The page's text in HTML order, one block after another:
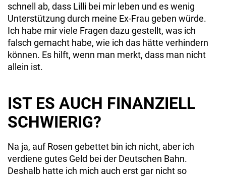
schnell ab, dass Lilli bei mir leben und es wenig
Unterstüt­zung durch meine Ex-Frau geben würde.
Ich habe mir viele Fragen dazu gestellt, was ich
falsch gemacht habe, wie ich das hätte ver­hindern
können. Es hilft, wenn man merkt, dass man nicht
allein ist.
IST ES AUCH FINANZIELL
SCHWIERIG?
Na ja, auf Rosen gebettet bin ich nicht, aber ich
verdiene gutes Geld bei der Deutschen Bahn.
Deshalb hatte ich mich auch erst gar nicht so